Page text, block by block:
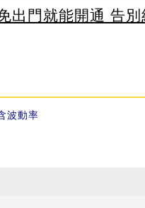
出門就能開通 告
波動率